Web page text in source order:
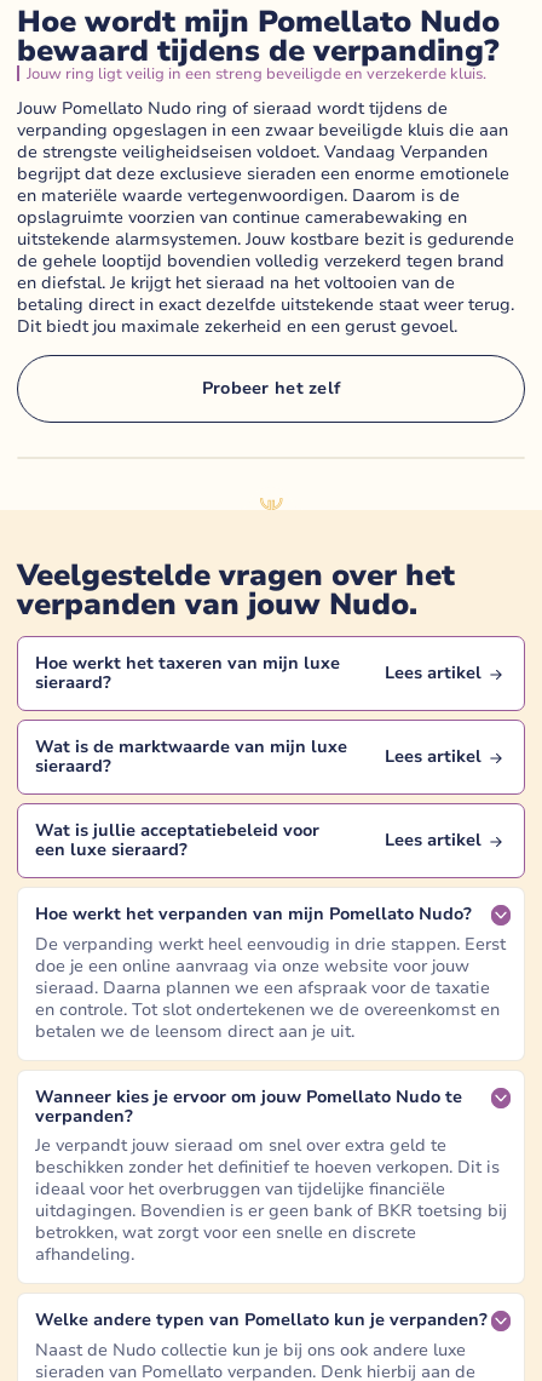
Hoe wordt mijn Pomellato Nudo
bewaard tijdens de verpanding?
Jouw ring ligt veilig in een streng beveiligde en verzekerde kluis.
Jouw Pomellato Nudo ring of sieraad wordt tijdens de
verpanding opgeslagen in een zwaar beveiligde kluis die aan
de strengste veiligheidseisen voldoet. Vandaag Verpanden
begrijpt dat deze exclusieve sieraden een enorme emotionele
en materiële waarde vertegenwoordigen. Daarom is de
opslagruimte voorzien van continue camerabewaking en
uitstekende alarmsystemen. Jouw kostbare bezit is gedurende
de gehele looptijd bovendien volledig verzekerd tegen brand
en diefstal. Je krijgt het sieraad na het voltooien van de
betaling direct in exact dezelfde uitstekende staat weer terug.
Dit biedt jou maximale zekerheid en een gerust gevoel.
Probeer het zelf
Veelgestelde vragen over het
verpanden van jouw Nudo.
Hoe werkt het taxeren van mijn luxe
sieraard? Lees artikel
Wat is de marktwaarde van mijn luxe
sieraard? Lees artikel
Wat is jullie acceptatiebeleid voor
een luxe sieraard? Lees artikel
Hoe werkt het verpanden van mijn Pomellato Nudo?
De verpanding werkt heel eenvoudig in drie stappen. Eerst
doe je een online aanvraag via onze website voor jouw
sieraad. Daarna plannen we een afspraak voor de taxatie
en controle. Tot slot ondertekenen we de overeenkomst en
betalen we de leensom direct aan je uit.
Wanneer kies je ervoor om jouw Pomellato Nudo te
verpanden?
Je verpandt jouw sieraad om snel over extra geld te
beschikken zonder het definitief te hoeven verkopen. Dit is
ideaal voor het overbruggen van tijdelijke financiële
uitdagingen. Bovendien is er geen bank of BKR toetsing bij
betrokken, wat zorgt voor een snelle en discrete
afhandeling.
Welke andere typen van Pomellato kun je verpanden?
Naast de Nudo collectie kun je bij ons ook andere luxe
sieraden van Pomellato verpanden. Denk hierbij aan de